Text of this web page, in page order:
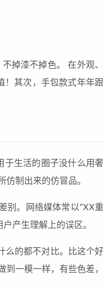
掉漆不掉色。 在外观、
其次，手包款式年年跟
于生活的圈子没什么用奢
制出来的仿冒品。
别。网络媒体常以“XX重
产生理解上的误区。
么的都不对比。比这个好
一模一样，有些色差，